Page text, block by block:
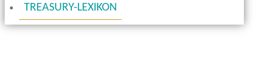
TREASURY-LEXIKON